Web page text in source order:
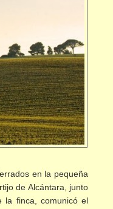
en la pequeña
de Alcántara, junto
la finca, comunicó el